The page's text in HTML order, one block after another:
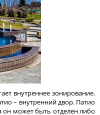
внутреннее зонирование.
– внутренний двор. Патио
он может быть отделен либо